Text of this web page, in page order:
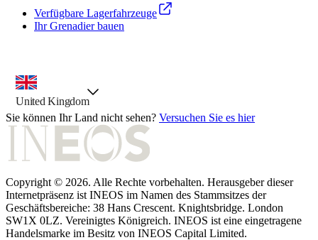
Verfügbare Lagerfahrzeuge
Ihr Grenadier bauen
Landesauswahl, vorausgewählte Option
United Kingdom
Sie können Ihr Land nicht sehen? Versuchen Sie es hier
Copyright © 2026. Alle Rechte vorbehalten. Herausgeber dieser
Internetpräsenz ist INEOS im Namen des Stammsitzes der
Geschäftsbereiche: 38 Hans Crescent. Knightsbridge. London
SW1X 0LZ. Vereinigtes Königreich. INEOS ist eine eingetragene
Handelsmarke im Besitz von INEOS Capital Limited.